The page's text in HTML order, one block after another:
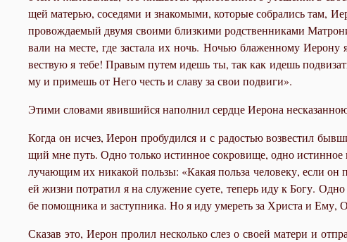
щей ма­те­рью, со­се­дя­ми и зна­ко­мы­ми, ко­то­рые со­бра­лись там,
про­вож­да­е­мый дву­мя сво­и­ми близ­ки­ми род­ствен­ни­ка­ми
ва­ли на ме­сте, где за­ста­ла их ночь. Но­чью бла­жен­но­му
вест­вую я те­бе! Пра­вым пу­тем идешь ты, так как идешь
му и при­мешь от Него честь и сла­ву за свои по­дви­ги».
Эти­ми сло­ва­ми явив­ший­ся на­пол­нил серд­це Иеро­на
Ко­гда он ис­чез, Иерон про­бу­дил­ся и с ра­до­стью воз­ве­стил
щий мне путь. Од­но толь­ко ис­тин­ное со­кро­ви­ще, од­но ис­тин­ное
лу­ча­ю­щим их ни­ка­кой поль­зы: «Ка­кая поль­за че­ло­ве­ку, ес­ли
ей жиз­ни по­тра­тил я на слу­же­ние су­е­те, те­перь иду к Бо­гу.
бе по­мощ­ни­ка и за­ступ­ни­ка. Но я иду уме­реть за Хри­ста и Ему,
Ска­зав это, Иерон про­лил несколь­ко слез о сво­ей ма­те­ри и